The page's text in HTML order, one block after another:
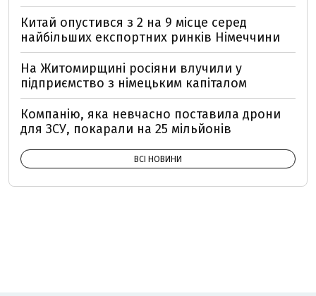
Китай опустився з 2 на 9 місце серед
найбільших експортних ринків Німеччини
На Житомирщині росіяни влучили у
підприємство з німецьким капіталом
Компанію, яка невчасно поставила дрони
для ЗСУ, покарали на 25 мільйонів
ВСІ НОВИНИ